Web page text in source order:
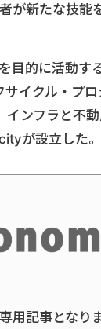
が新たな技能
目的に活動す
イクル・プ
ンフラと不
が設立した。
記事となりま